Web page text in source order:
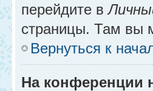
перейдите в
страницы. Там вы
Вернуться к
На конференции